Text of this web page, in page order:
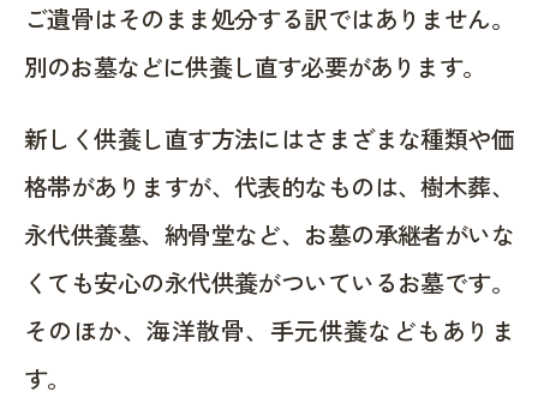
ご遺骨はそのまま処分する訳ではありません。
別のお墓などに供養し直す必要があります。
新しく供養し直す方法にはさまざまな種類や価
格帯がありますが、代表的なものは、樹木葬、
永代供養墓、納骨堂など、お墓の承継者がいな
くても安心の永代供養がついているお墓です。
そのほか、海洋散骨、手元供養などもありま
す。